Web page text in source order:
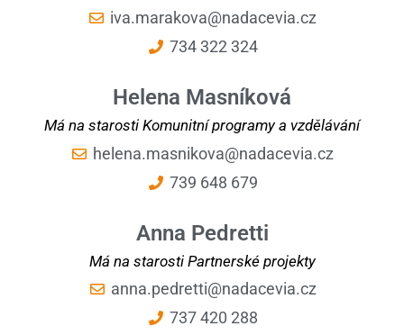
iva.marakova@nadacevia.cz
734 322 324
Helena Masníková
Má na starosti Komunitní programy a vzdělávání
helena.masnikova@nadacevia.cz
739 648 679
Anna Pedretti
Má na starosti Partnerské projekty
anna.pedretti@nadacevia.cz
737 420 288